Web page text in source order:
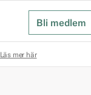
Bli medlem
Läs mer här